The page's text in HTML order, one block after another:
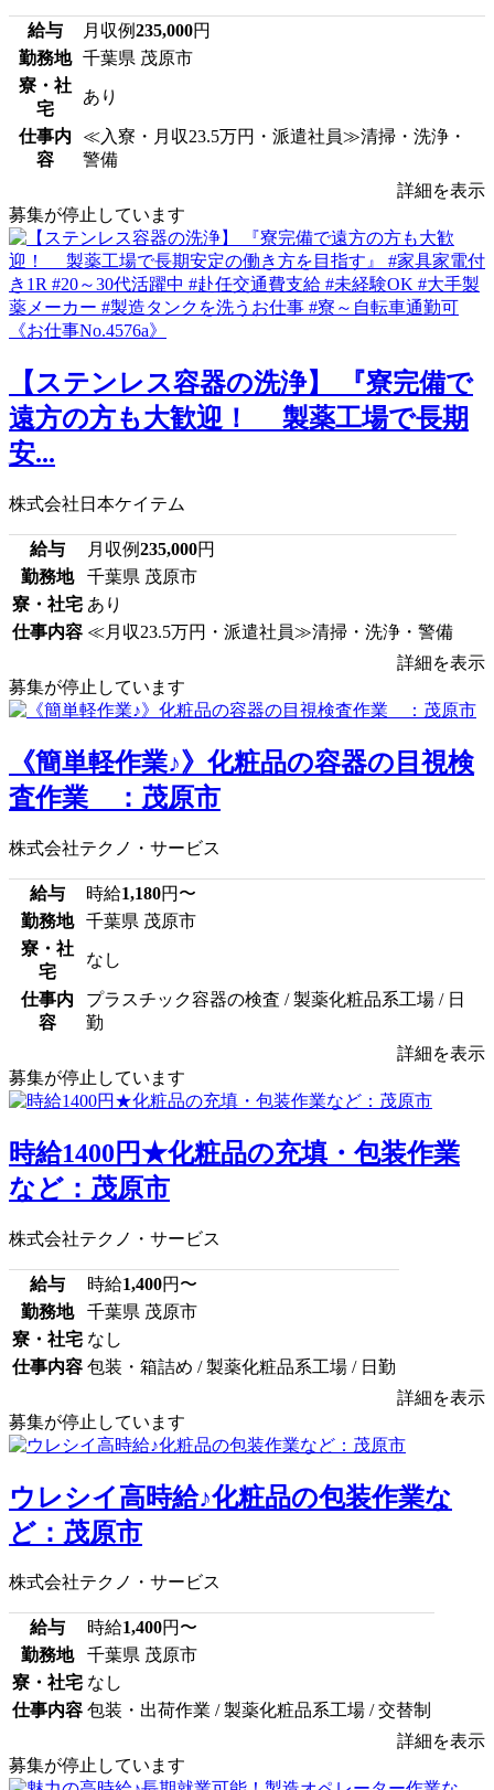
給与 月収例235,000円
勤務地 千葉県 茂原市
寮・社
宅
あり
仕事内
容
≪入寮・月収23.5万円・派遣社員≫清掃・洗浄・
警備
詳細を表示
募集が停止しています
【ステンレス容器の洗浄】 『寮完備で
遠方の方も大歓迎！ 製薬工場で長期
安...
株式会社日本ケイテム
給与 月収例235,000円
勤務地
千葉県 茂原市
寮・社宅 あり
仕事内容 ≪月収23.5万円・派遣社員≫清掃・洗浄・警備
詳細を表示
募集が停止しています
《簡単軽作業♪》化粧品の容器の目視検
査作業 ：茂原市
株式会社テクノ・サービス
給与 時給1,180円〜
勤務地
千葉県 茂原市
寮・社
宅
なし
仕事内
容
プラスチック容器の検査 / 製薬化粧品系工場 / 日
勤
詳細を表示
募集が停止しています
時給1400円★化粧品の充填・包装作業
など：茂原市
株式会社テクノ・サービス
給与 時給1,400円〜
勤務地
千葉県 茂原市
寮・社宅 なし
仕事内容 包装・箱詰め / 製薬化粧品系工場 / 日勤
詳細を表示
募集が停止しています
ウレシイ高時給♪化粧品の包装作業な
ど：茂原市
株式会社テクノ・サービス
給与 時給1,400円〜
勤務地
千葉県 茂原市
寮・社宅 なし
仕事内容 包装・出荷作業 / 製薬化粧品系工場 / 交替制
詳細を表示
募集が停止しています